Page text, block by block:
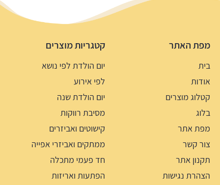
מפת האתר
בית
אודות
קטלוג מוצרים
בלוג
מפת אתר
צור קשר
תקנון אתר
הצהרת נגישות
קטגריות מוצרים
יום הולדת לפי נושא
לפי אירוע
יום הולדת שנה
מסיבת רווקות
קישוטים ואביזרים
ממתקים ואביזרי אפייה
חד פעמי מתכלה
הפתעות ואריזות